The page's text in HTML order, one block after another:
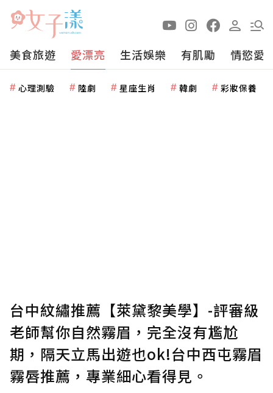
美食旅遊 愛漂亮 生活娛樂 有肌勵 情慾愛
心理測驗 陸劇 星座生肖 韓劇 彩妝保養
台中紋繡推薦【萊黛黎美學】-評審級
老師幫你自然霧眉，完全沒有尷尬
期，隔天立馬出遊也ok!台中西屯霧眉
霧唇推薦，專業細心看得見。